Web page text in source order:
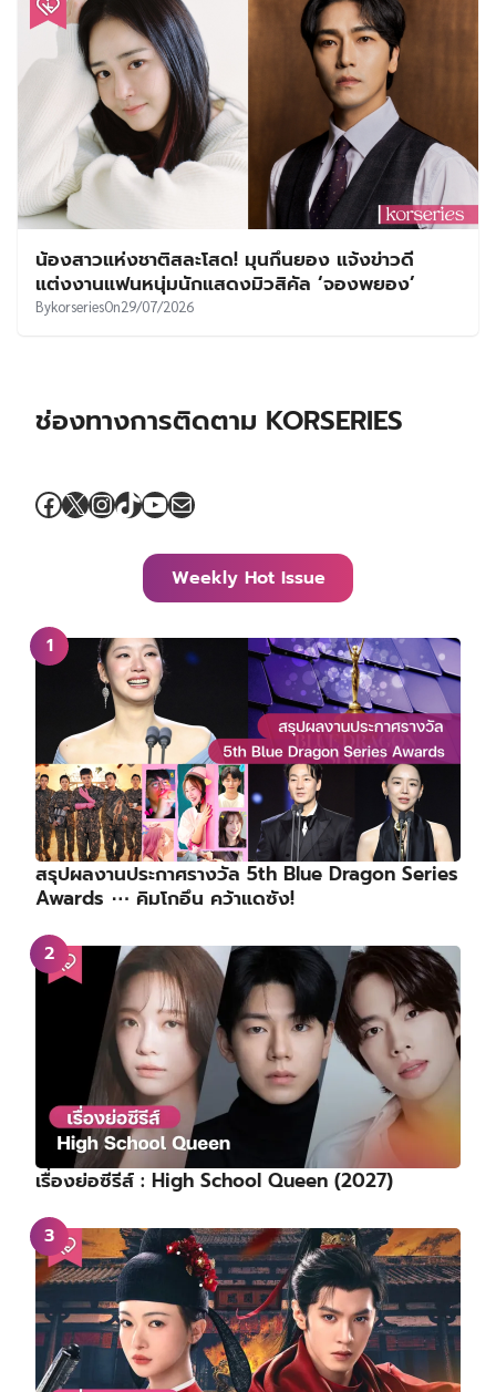
น้องสาวแห่งชาติสละโสด! มุนกึนยอง แจ้งข่าวดี
แต่งงานแฟนหนุ่มนักแสดงมิวสิคัล ‘จองพยอง’
BykorseriesOn29/07/2026
ช่องทางการติดตาม KORSERIES
Facebook
X Instagram
TikTok
YouTube
Mail
Weekly Hot Issue
สรุปผลงานประกาศรางวัล 5th Blue Dragon Series
Awards ⋯ คิมโกอึน คว้าแดซัง!
เรื่องย่อซีรีส์ : High School Queen (2027)